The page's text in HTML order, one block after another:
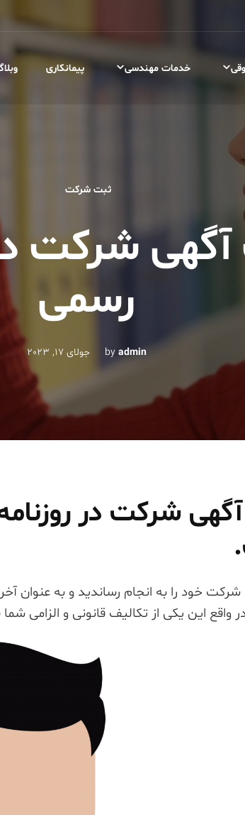
خدمات مهندسی پیمانکاری
ثبت شرکت
شرکت
رسمی
by admin جولای 17, 2023
شرکت در
خود را به انجام رساندید و به عنوان
واقع این یکی از تکالیف قانونی و الزامی